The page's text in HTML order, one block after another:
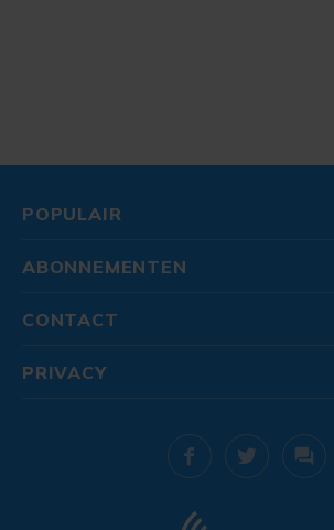
POPULAIR
ABONNEMENTEN
CONTACT
PRIVACY